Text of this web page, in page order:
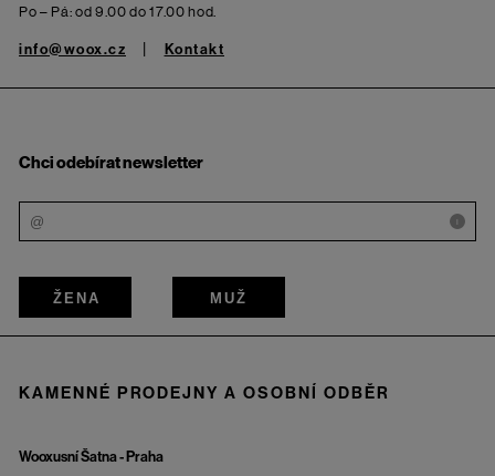
Po – Pá: od 9.00 do 17.00 hod.
info@woox.cz Kontakt
Chci odebírat newsletter
i
ŽENA MUŽ
KAMENNÉ PRODEJNY A OSOBNÍ ODBĚR
Wooxusní Šatna - Praha